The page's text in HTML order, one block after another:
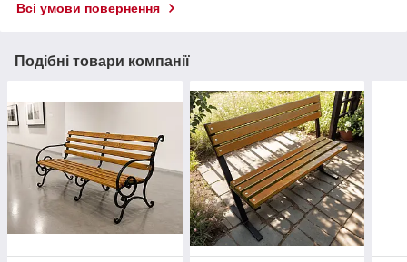
Всі умови повернення
Подібні товари компанії